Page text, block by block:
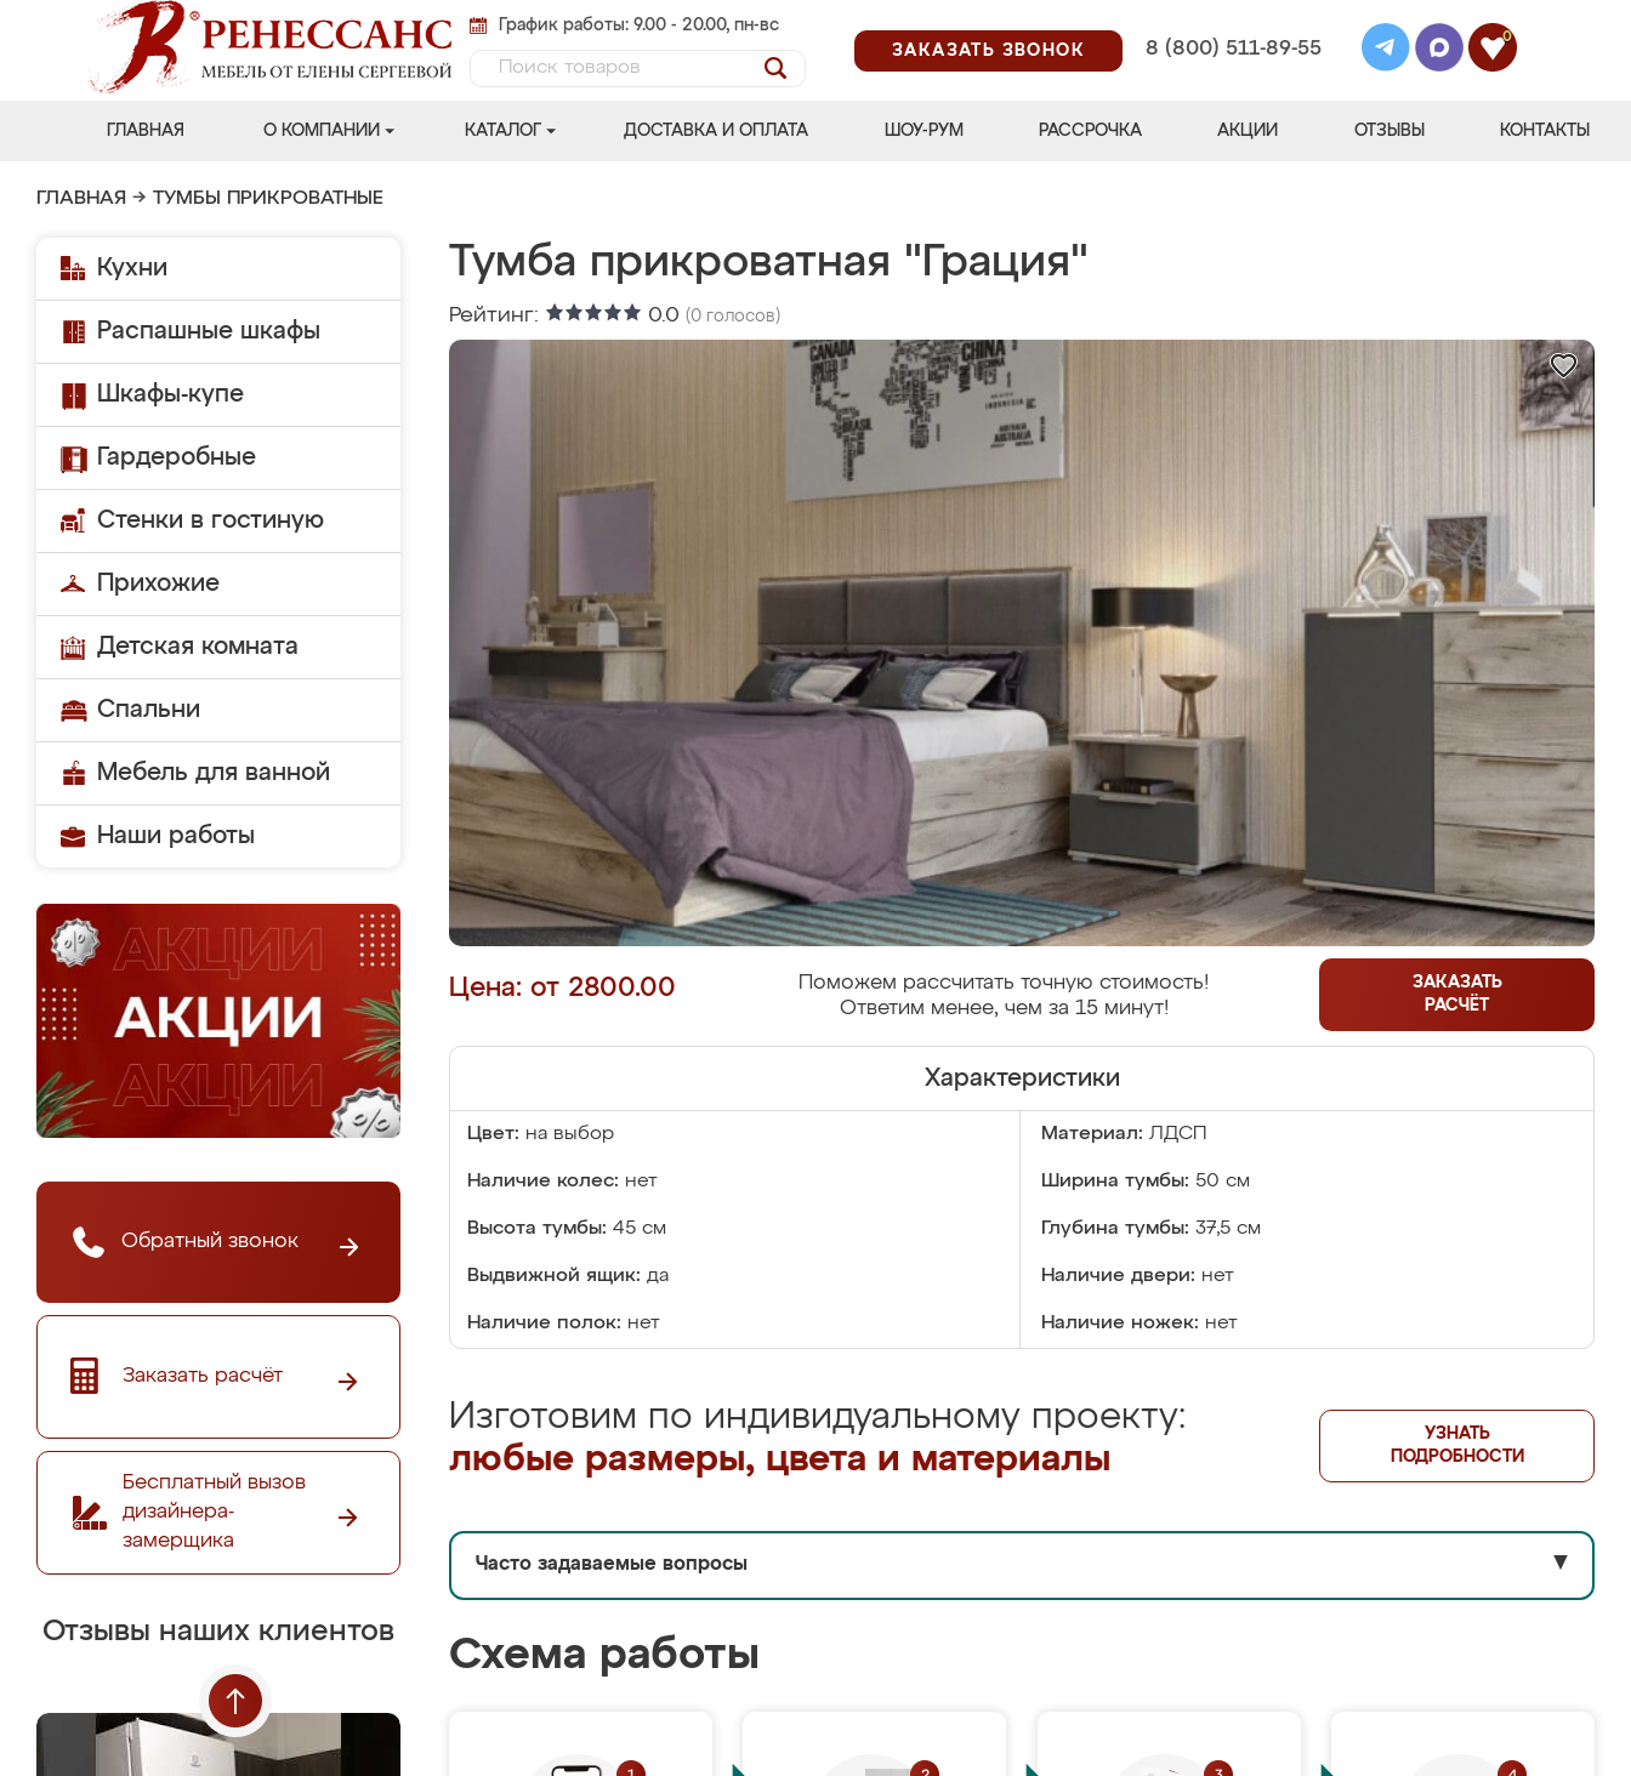
График работы: 9.00 - 20.00, пн-вс
ЗАКАЗАТЬ ЗВОНОК
8 (800) 511-89-55
0
ГЛАВНАЯ О КОМПАНИИ КАТАЛОГ ДОСТАВКА И ОПЛАТА ШОУ-РУМ РАССРОЧКА АКЦИИ ОТЗЫВЫ КОНТАКТЫ
ГЛАВНАЯ → ТУМБЫ ПРИКРОВАТНЫЕ
Кухни
Распашные шкафы
Шкафы-купе
Гардеробные
Стенки в гостиную
Прихожие
Детская комната
Спальни
Мебель для ванной
Наши работы
Обратный звонок
Заказать расчёт
Бесплатный вызов
дизайнера-
замерщика
Отзывы наших клиентов
Тумба прикроватная "Грация"
Рейтинг: 0.0 (0 голосов)
Цена: от 2800.00
Поможем рассчитать точную стоимость!
Ответим менее, чем за 15 минут!
ЗАКАЗАТЬ
РАСЧЁТ
Характеристики
Цвет: на выбор Материал: ЛДСП
Наличие колес: нет Ширина тумбы: 50 см
Высота тумбы: 45 см Глубина тумбы: 37,5 см
Выдвижной ящик: да Наличие двери: нет
Наличие полок: нет Наличие ножек: нет
Изготовим по индивидуальному проекту:
любые размеры, цвета и материалы
УЗНАТЬ
ПОДРОБНОСТИ
Часто задаваемые вопросы ▼
Схема работы